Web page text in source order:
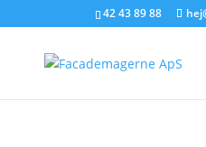
42 43 89 88